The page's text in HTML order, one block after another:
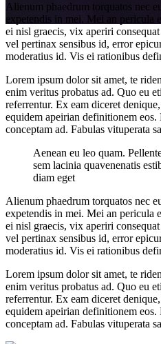
Blog
Alienum phaedrum torquatos nec
expetendis in mei. Mei an pericula
ei nisl graecis, vix aperiri
vel pertinax sensibus id, error
moderatius id. Vis ei rationibus
Lorem ipsum dolor sit amet, te
enim veritus probatus ad. Quo eu
referrentur. Ex eam diceret
equidem apeirian definitionem
conceptam ad. Fabulas vituperata
Aenean eu leo quam.
sem lacinia quavenenatis
diam eget
Alienum phaedrum torquatos nec
expetendis in mei. Mei an pericula
ei nisl graecis, vix aperiri
vel pertinax sensibus id, error
moderatius id. Vis ei rationibus
Lorem ipsum dolor sit amet, te
enim veritus probatus ad. Quo eu
referrentur. Ex eam diceret
equidem apeirian definitionem
conceptam ad. Fabulas vituperata